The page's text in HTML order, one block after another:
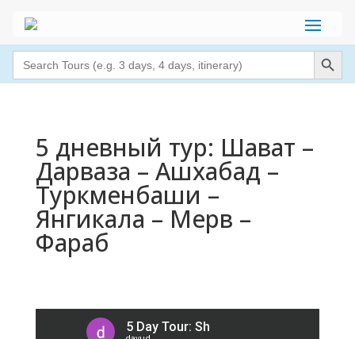
Search
for:
Search Button
5 дневный тур: Шават –
Дарваза – Ашхабад –
Туркменбаши –
Янгикала – Мерв –
Фараб